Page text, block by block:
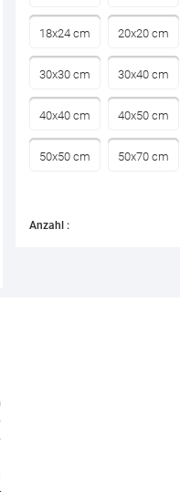
18x24 cm 20x20 cm
30x30 cm 30x40 cm
40x40 cm 40x50 cm
50x50 cm 50x70 cm
Anzahl :